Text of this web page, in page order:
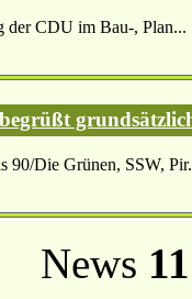
der CDU im Bau-, Plan...
90/Die Grünen, SSW,
News